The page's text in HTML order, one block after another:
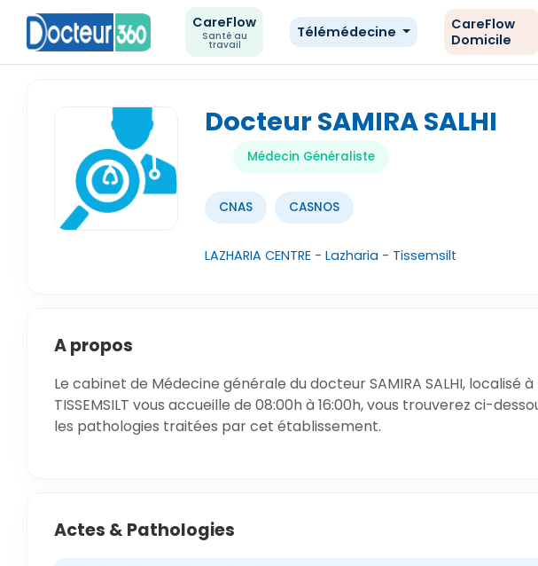
CareFlow
Santé au
travail
Télémédecine
CareFlow
Domicile
Docteur SAMIRA SALHI
Médecin Généraliste
CNAS CASNOS
LAZHARIA CENTRE - Lazharia - Tissemsilt
A propos
Le cabinet de Médecine générale du docteur SAMIRA SALHI, localisé à
TISSEMSILT vous accueille de 08:00h à 16:00h, vous trouverez ci-
les pathologies traitées par cet établissement.
Actes & Pathologies